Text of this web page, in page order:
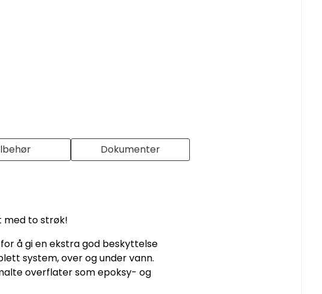
Dokumenter
med to strøk!
å gi en ekstra god beskyttelse
system, over og under vann.
overflater som epoksy- og